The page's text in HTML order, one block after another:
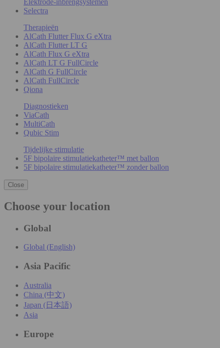
Selectra
Therapieën
AlCath Flutter Flux G eXtra
AlCath Flutter LT G
AlCath Flux G eXtra
AlCath LT G FullCircle
AlCath G FullCircle
AlCath FullCircle
Qiona
Diagnostieken
ViaCath
MultiCath
Qubic Stim
Tijdelijke stimulatie
5F bipolaire stimulatiekatheter™ met ballon
5F bipolaire stimulatiekatheter™ zonder ballon
Close
Choose your location
Global
Global (English)
Asia Pacific
Australia
China (中文)
Japan (日本語)
Asia
Europe